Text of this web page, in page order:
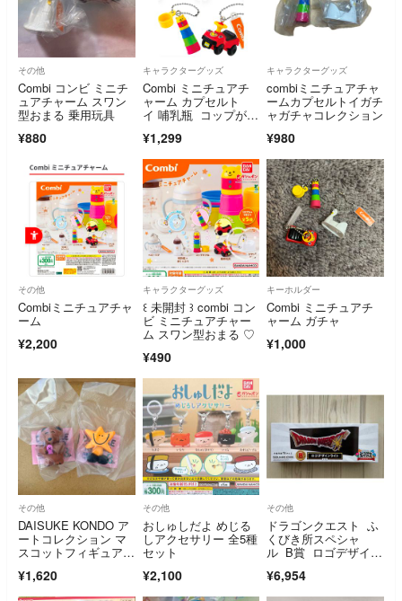
その他
Combi コンビ ミニチ
ュアチャーム スワン
型おまる 乗用玩具
¥880
キャラクターグッズ
Combi ミニチュアチ
ャーム カプセルト
イ 哺乳瓶 コップがさ
¥1,299
キャラクターグッズ
combiミニチュアチャ
ームカプセルトイガチ
ャガチャコレクション
¥980
その他
Combiミニチュアチャ
ーム
¥2,200
キャラクターグッズ
꒰ 未開封 ꒱ combi コン
ビ ミニチュアチャー
ム スワン型おまる ♡
¥490
キーホルダー
Combi ミニチュアチ
ャーム ガチャ
¥1,000
その他
DAISUKE KONDO ア
ートコレクション マ
スコットフィギュア
oshi kuma 星 くま セ
ット
¥1,620
その他
おしゅしだよ めじる
しアクセサリー 全5種
セット
¥2,100
その他
ドラゴンクエスト ふ
くびき所スペシャ
ル B賞 ロゴデザイン
¥6,954